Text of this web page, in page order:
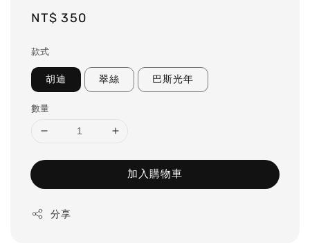
Regular
NT$ 350
款式
胡迪 翠絲 巴斯光年
數量
加入購物車
分享